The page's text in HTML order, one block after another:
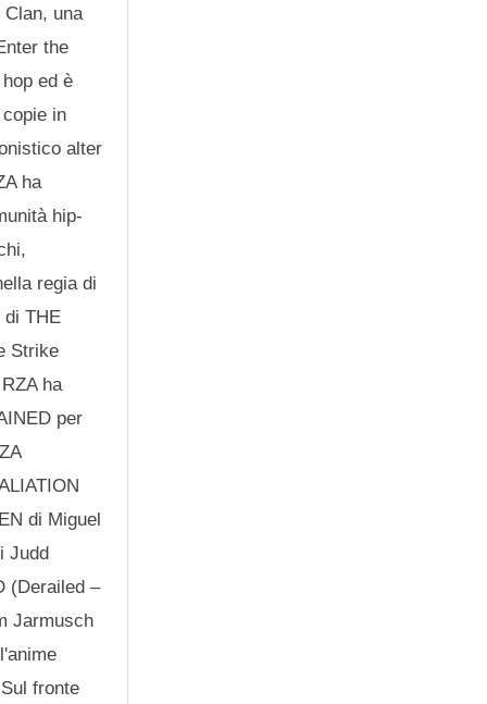
una
the
ed è
in
alter
ha
hip-
regia di
di THE
Strike
ha
per
di Miguel
Judd
(Derailed –
Jarmusch
fronte